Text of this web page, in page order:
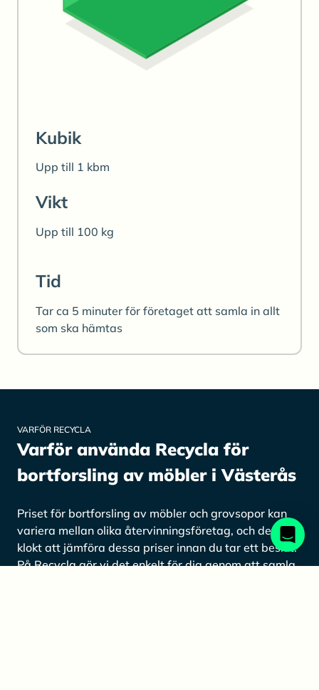
Kubik
Upp till 1 kbm
Vikt
Upp till 100 kg
Tid
Tar ca 5 minuter för företaget att samla in allt
som ska hämtas
VARFÖR RECYCLA
Varför använda Recycla för
bortforsling av möbler i Västerås
Priset för bortforsling av möbler och grovsopor kan
variera mellan olika återvinningsföretag, och det är
klokt att jämföra dessa priser innan du tar ett beslut.
På Recycla gör vi det enkelt för dig genom att samla